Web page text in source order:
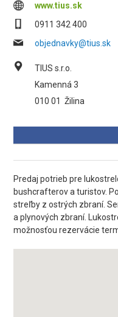
www.tius.sk
0911 342 400
objednavky@tius.sk
TIUS s.r.o.
Kamenná 3
010 01 Žilina
Predaj potrieb pre
bushcrafterov a turistov.
streľby z ostrých zbraní.
a plynových zbraní.
možnosťou rezervácie